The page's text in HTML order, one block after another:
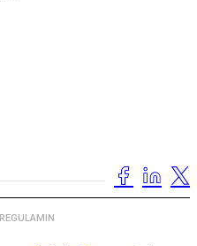
REGULAMIN